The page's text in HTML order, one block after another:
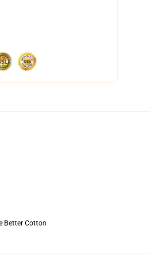
Better Cotton